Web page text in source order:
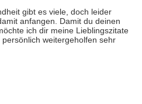
gibt es viele, doch leider
anfangen. Damit du deinen
ich dir meine Lieblingszitate
weitergeholfen sehr